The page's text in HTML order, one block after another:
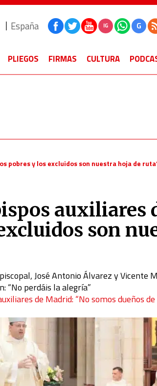
España IG G
PLIEGOS FIRMAS CULTURA
pobres y los excluidos son nuestra hoja de
auxiliares
son
José Antonio Álvarez y Vicente
“No perdáis la alegría”
de Madrid: “No somos dueños